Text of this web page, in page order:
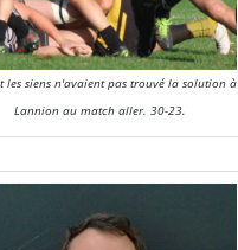
les siens n'avaient pas trouvé la solution à
Lannion au match aller. 30-23.